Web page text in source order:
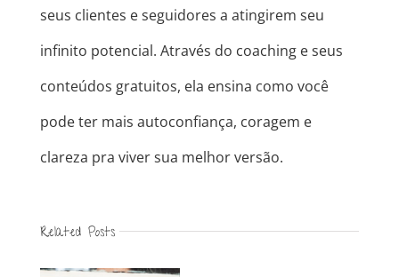
seus clientes e seguidores a atingirem seu
infinito potencial. Através do coaching e seus
conteúdos gratuitos, ela ensina como você
pode ter mais autoconfiança, coragem e
clareza pra viver sua melhor versão.
Related Posts